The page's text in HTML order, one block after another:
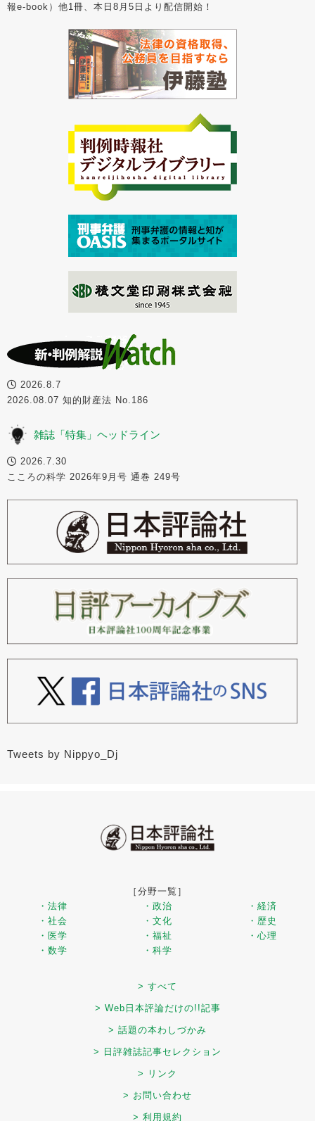
報e-book）他1冊、本日8月5日より配信開始！
2026.8.7
2026.08.07 知的財産法 No.186
雑誌「特集」ヘッドライン
2026.7.30
こころの科学 2026年9月号 通巻 249号
Tweets by Nippyo_Dj
［分野一覧］
・法律
・政治
・経済
・社会
・文化
・歴史
・医学
・福祉
・心理
・数学
・科学
> すべて
> Web日本評論だけの!!記事
> 話題の本わしづかみ
> 日評雑誌記事セレクション
> リンク
> お問い合わせ
> 利用規約